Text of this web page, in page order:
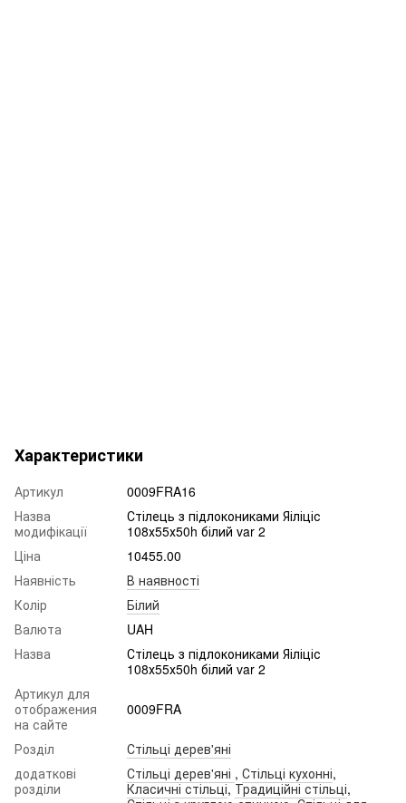
Характеристики
Артикул
0009FRA16
Назва
модифікації
Стілець з підлокониками Яіліціс
108х55х50h білий var 2
Ціна
10455.00
Наявність
В наявності
Колір
Білий
Валюта
UAH
Назва
Стілець з підлокониками Яіліціс
108х55х50h білий var 2
Артикул для
отображения
на сайте
0009FRA
Розділ
Стільці дерев'яні
додаткові
розділи
Стільці дерев'яні , Стільці кухонні,
Класичні стільці,Традиційні стільці,